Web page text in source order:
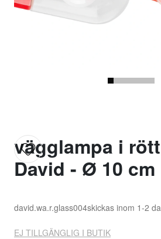
vägglampa i
David - Ø 10 cm
david.wa.r.glass004skickas inom 1-2
EJ TILLGÄNGLIG I BUTIK